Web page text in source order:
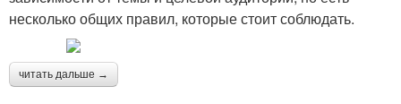
несколько общих правил, которые стоит соблюдать.
читать дальше →